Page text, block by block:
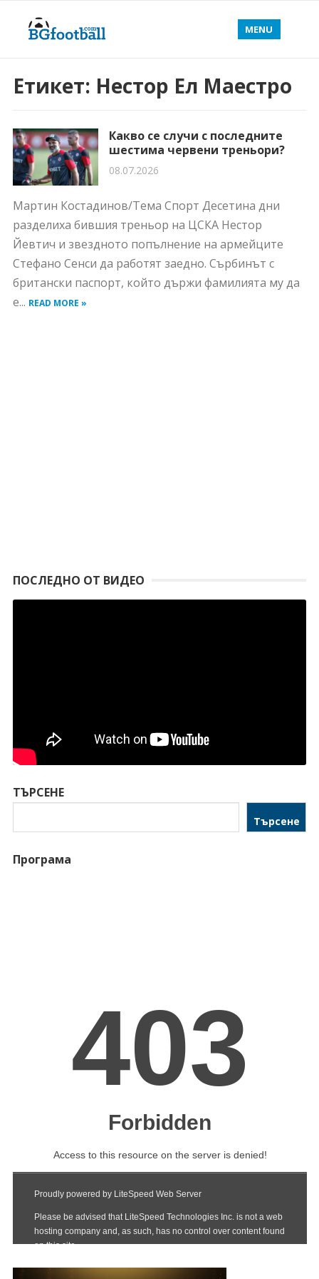
MENU
Етикет: Нестор Ел Маестро
Какво се случи с последните
шестима червени треньори?
08.07.2026
Мартин Костадинов/Тема Спорт Десетина дни
разделиха бившия треньор на ЦСКА Нестор
Йевтич и звездното попълнение на армейците
Стефано Сенси да работят заедно. Сърбинът с
британски паспорт, който държи фамилията му да
е... READ MORE »
ПОСЛЕДНО ОТ ВИДЕО
ТЪРСЕНЕ
Търсене
Програма